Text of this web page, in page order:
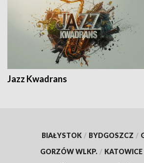
Jazz Kwadrans
BIAŁYSTOK / BYDGOSZCZ /
GORZÓW WLKP. / KATOWICE